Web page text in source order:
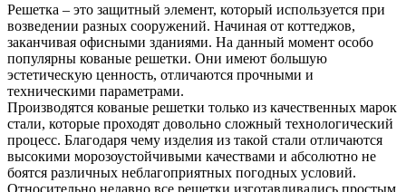
Решетка – это защитный элемент, который используется при
возведении разных сооружений. Начиная от коттеджов,
заканчивая офисными зданиями. На данный момент особо
популярны кованые решетки. Они имеют большую
эстетическую ценность, отличаются прочными и
техническими параметрами.
Производятся кованые решетки только из качественных марок
стали, которые проходят довольно сложный технологический
процесс. Благодаря чему изделия из такой стали отличаются
высокими морозоустойчивыми качествами и абсолютно не
боятся различных неблагоприятных погодных условий.
Относительно недавно все решетки изготавливались простым